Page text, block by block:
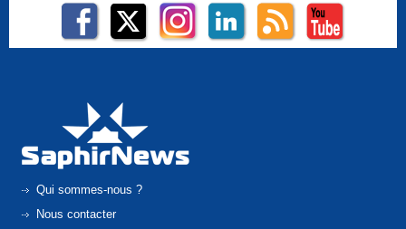
Qui sommes-nous ?
Nous contacter